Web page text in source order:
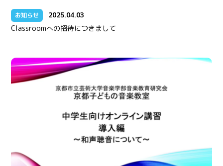
お知らせ 2025.04.03
Classroomへの招待につきまして